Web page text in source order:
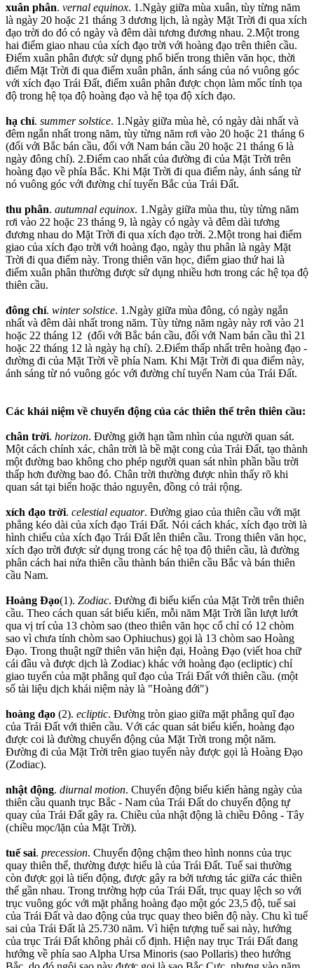
xuân phân. vernal equinox. 1.Ngày giữa mùa xuân, tùy từng năm
là ngày 20 hoặc 21 tháng 3 dương lịch, là ngày Mặt Trời đi qua xích
đạo trời do đó có ngày và đêm dài tương đương nhau. 2.Một trong
hai điểm giao nhau của xích đạo trời với hoàng đạo trên thiên cầu.
Điểm xuân phân được sử dụng phổ biến trong thiên văn học, thời
điểm Mặt Trời đi qua điểm xuân phân, ánh sáng của nó vuông góc
với xích đạo Trái Đất, điểm xuân phân được chọn làm mốc tính tọa
độ trong hệ tọa độ hoàng đạo và hệ tọa độ xích đạo.
hạ chí. summer solstice. 1.Ngày giữa mùa hè, có ngày dài nhất và
đêm ngắn nhất trong năm, tùy từng năm rơi vào 20 hoặc 21 tháng 6
(đối với Bắc bán cầu, đối với Nam bán cầu 20 hoặc 21 tháng 6 là
ngày đông chí). 2.Điểm cao nhất của đường đi của Mặt Trời trên
hoàng đạo về phía Bắc. Khi Mặt Trời đi qua điểm này, ánh sáng từ
nó vuông góc với đường chí tuyến Bắc của Trái Đất.
thu phân. autumnal equinox. 1.Ngày giữa mùa thu, tùy từng năm
rơi vào 22 hoặc 23 tháng 9, là ngày có ngày và đêm dài tương
đương nhau do Mặt Trời đi qua xích đạo trời. 2.Một trong hai điểm
giao của xích đạo trời với hoàng đạo, ngày thu phân là ngày Mặt
Trời đi qua điểm này. Trong thiên văn học, điểm giao thứ hai là
điểm xuân phân thường được sử dụng nhiều hơn trong các hệ tọa độ
thiên cầu.
đông chí. winter solstice. 1.Ngày giữa mùa đông, có ngày ngắn
nhất và đêm dài nhất trong năm. Tùy từng năm ngày này rơi vào 21
hoặc 22 tháng 12 (đối với Bắc bán cầu, đối với Nam bán cầu thì 21
hoặc 22 tháng 12 là ngày hạ chí). 2.Điểm thấp nhất trên hoàng đạo -
đường đi của Mặt Trời về phía Nam. Khi Mặt Trời đi qua điểm này,
ánh sáng từ nó vuông góc với đường chí tuyến Nam của Trái Đất.
Các khái niệm về chuyển động của các thiên thể trên thiên cầu:
chân trời. horizon. Đường giới hạn tầm nhìn của người quan sát.
Một cách chính xác, chân trời là bề mặt cong của Trái Đất, tạo thành
một đường bao không cho phép người quan sát nhìn phần bầu trời
thấp hơn đường bao đó. Chân trời thường được nhìn thấy rõ khi
quan sát tại biển hoặc thảo nguyên, đồng cỏ trải rộng.
xích đạo trời. celestial equator. Đường giao của thiên cầu với mặt
phẳng kéo dài của xích đạo Trái Đất. Nói cách khác, xích đạo trời là
hình chiếu của xích đạo Trái Đất lên thiên cầu. Trong thiên văn học,
xích đạo trời được sử dụng trong các hệ tọa độ thiên cầu, là đường
phân cách hai nửa thiên cầu thành bán thiên cầu Bắc và bán thiên
cầu Nam.
Hoàng Đạo(1). Zodiac. Đường đi biểu kiến của Mặt Trời trên thiên
cầu. Theo cách quan sát biểu kiến, mỗi năm Mặt Trời lần lượt lướt
qua vị trí của 13 chòm sao (theo thiên văn học cổ chỉ có 12 chòm
sao vì chưa tính chòm sao Ophiuchus) gọi là 13 chòm sao Hoàng
Đạo. Trong thuật ngữ thiên văn hiện đại, Hoàng Đạo (viết hoa chữ
cái đầu và được dịch là Zodiac) khác với hoàng đạo (ecliptic) chỉ
giao tuyến của mặt phẳng quĩ đạo của Trái Đất với thiên cầu. (một
số tài liệu dịch khái niệm này là "Hoàng đới")
hoàng đạo (2). ecliptic. Đường tròn giao giữa mặt phẳng quĩ đạo
của Trái Đất với thiên cầu. Với các quan sát biểu kiến, hoàng đạo
được coi là đường chuyển động của Mặt Trời trong một năm.
Đường đi của Mặt Trời trên giao tuyến này được gọi là Hoàng Đạo
(Zodiac).
nhật động. diurnal motion. Chuyển động biểu kiến hàng ngày của
thiên cầu quanh trục Bắc - Nam của Trái Đất do chuyển động tự
quay của Trái Đất gây ra. Chiều của nhật động là chiều Đông - Tây
(chiều mọc/lặn của Mặt Trời).
tuế sai. precession. Chuyển động chậm theo hình nonns của trục
quay thiên thể, thường được hiểu là của Trái Đất. Tuế sai thường
còn được gọi là tiến động, được gây ra bởi tương tác giữa các thiên
thể gần nhau. Trong trường hợp của Trái Đất, trục quay lệch so với
trục vuông góc với mặt phẳng hoàng đạo một góc 23,5 độ, tuế sai
của Trái Đất và dao động của trục quay theo biên độ này. Chu kì tuế
sai của Trái Đất là 25.730 năm. Vì hiện tượng tuế sai này, hướng
của trục Trái Đất không phải cố định. Hiện nay trục Trái Đất đang
hướng về phía sao Alpha Ursa Minoris (sao Pollaris) theo hướng